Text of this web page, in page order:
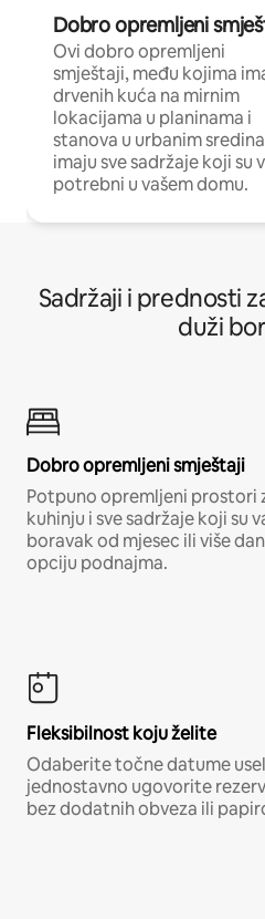
Dobro opremljeni
Ovi dobro opremljeni
smještaji, među kojima
drvenih kuća na mirnim
lokacijama u planinama i
stanova u urbanim
imaju sve sadržaje koji su
potrebni u vašem domu.
Sadržaji i prednosti
duži
Dobro opremljeni smještaji
Potpuno opremljeni prostori
kuhinju i sve sadržaje koji su
boravak od mjesec ili više
opciju podnajma.
Fleksibilnost koju želite
Odaberite točne datume
jednostavno ugovorite
bez dodatnih obveza ili